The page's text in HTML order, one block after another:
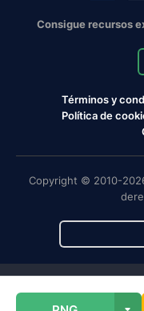
Consigue recursos
Términos y
Política de
Copyright © 2010-